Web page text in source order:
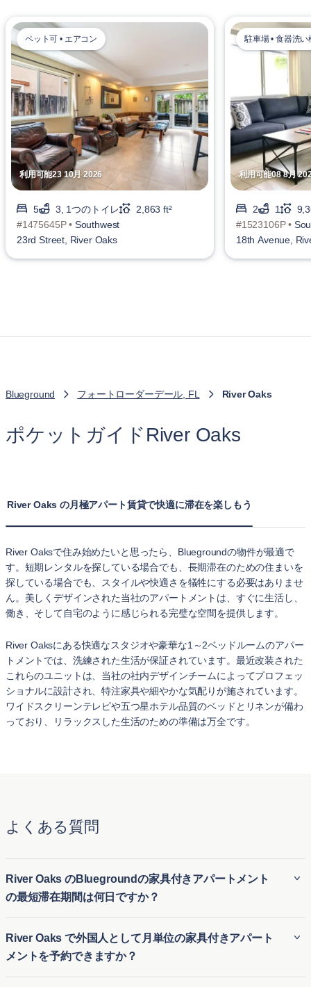
利用可能23 10月 2026
ペット可 • エアコン
5 3, 1つのトイレ
2,863 ft²
#1475645P • Southwest
23rd Street, River Oaks
利用可能08 8月
駐車場 • 食器洗い
2 1
#1523106P •
18th Avenue,
Blueground フォートローダーデール, FL River Oaks
ポケットガイドRiver Oaks
River Oaks の月極アパート賃貸で快適に滞在を楽しもう
River Oaksで住み始めたいと思ったら、Bluegroundの物件が最適で
す。短期レンタルを探している場合でも、長期滞在のための住まいを
探している場合でも、スタイルや快適さを犠牲にする必要はありませ
ん。美しくデザインされた当社のアパートメントは、すぐに生活し、
働き、そして自宅のように感じられる完璧な空間を提供します。
River Oaksにある快適なスタジオや豪華な1～2ベッドルームのアパー
トメントでは、洗練された生活が保証されています。最近改装された
これらのユニットは、当社の社内デザインチームによってプロフェッ
ショナルに設計され、特注家具や細やかな気配りが施されています。
ワイドスクリーンテレビや五つ星ホテル品質のベッドとリネンが備わ
っており、リラックスした生活のための準備は万全です。
よくある質問
River Oaks のBluegroundの家具付きアパートメント
の最短滞在期間は何日ですか？
低30 泊の滞在が必要です。そのため、River Oaks の長期家
具付き賃貸にも、短期滞在用の一時的な住居にも最適です。
引っ越しや長期滞在の訪問など、さまざまな滞在期間に対応
River Oaks で外国人として月単位の家具付きアパート
メントを予約できますか？